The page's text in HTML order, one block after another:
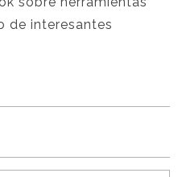
de interesantes